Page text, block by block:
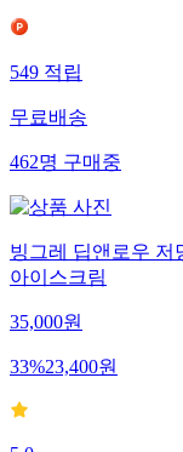
549적립
무료배송
462명구매중
빙그레 딥앤로우 저
아이스크림
35,000원
33%23,400원